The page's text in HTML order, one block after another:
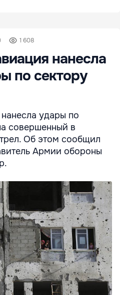
1 608
нанесла
по сектору
удары по
совершенный в
Об этом сообщил
Армии обороны